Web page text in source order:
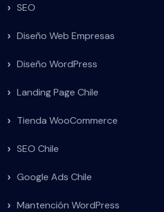
SEO
Diseño Web Empresas
Diseño WordPress
Landing Page Chile
Tienda WooCommerce
SEO Chile
Google Ads Chile
Mantención WordPress